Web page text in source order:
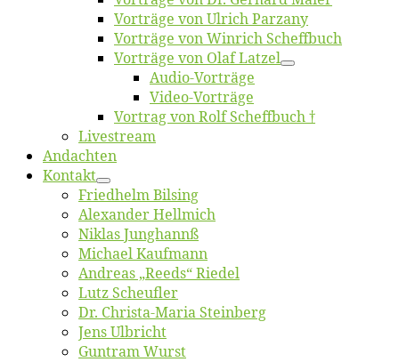
Vor­trä­ge von Ul­rich Parzany
Vor­trä­ge von Win­rich Scheffbuch
Vor­trä­ge von Olaf Latzel
Au­dio-Vor­trä­ge
Vi­deo-Vor­trä­ge
Vor­trag von Rolf Scheffbuch †
Live­stream
An­dach­ten
Kon­takt
Fried­helm Bilsing
Alex­an­der Hellmich
Ni­klas Junghannß
Mi­cha­el Kaufmann
An­dre­as „Reeds“ Riedel
Lutz Scheuf­ler
Dr. Chris­­ta-Ma­ria Steinberg
Jens Ulb­richt
Gun­tram Wurst